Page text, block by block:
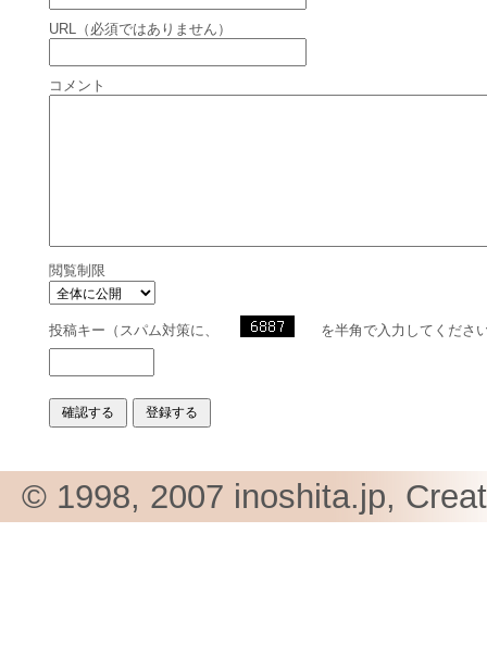
URL（必須ではありません）
コメント
閲覧制限
投稿キー（スパム対策に、 を半角で入力してくださ
© 1998, 2007 inoshita.jp,